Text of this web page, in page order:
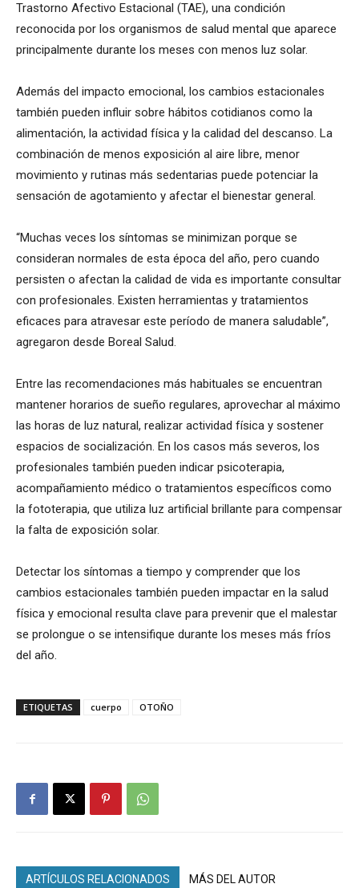
Trastorno Afectivo Estacional (TAE), una condición
reconocida por los organismos de salud mental que aparece
principalmente durante los meses con menos luz solar.
Además del impacto emocional, los cambios estacionales
también pueden influir sobre hábitos cotidianos como la
alimentación, la actividad física y la calidad del descanso. La
combinación de menos exposición al aire libre, menor
movimiento y rutinas más sedentarias puede potenciar la
sensación de agotamiento y afectar el bienestar general.
“Muchas veces los síntomas se minimizan porque se
consideran normales de esta época del año, pero cuando
persisten o afectan la calidad de vida es importante consultar
con profesionales. Existen herramientas y tratamientos
eficaces para atravesar este período de manera saludable”,
agregaron desde Boreal Salud.
Entre las recomendaciones más habituales se encuentran
mantener horarios de sueño regulares, aprovechar al máximo
las horas de luz natural, realizar actividad física y sostener
espacios de socialización. En los casos más severos, los
profesionales también pueden indicar psicoterapia,
acompañamiento médico o tratamientos específicos como
la fototerapia, que utiliza luz artificial brillante para compensar
la falta de exposición solar.
Detectar los síntomas a tiempo y comprender que los
cambios estacionales también pueden impactar en la salud
física y emocional resulta clave para prevenir que el malestar
se prolongue o se intensifique durante los meses más fríos
del año.
ETIQUETAS cuerpo OTOÑO
ARTÍCULOS RELACIONADOS MÁS DEL AUTOR